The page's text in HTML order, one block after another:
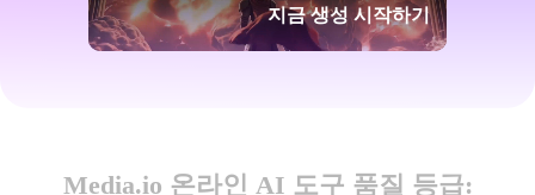
지금 생성 시작하기
Media.io 온라인 AI 도구 품질 등급: